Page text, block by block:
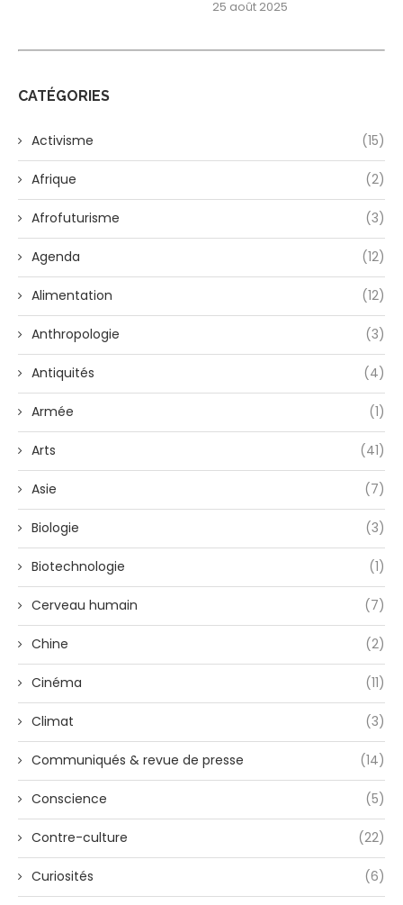
25 août 2025
CATÉGORIES
Activisme (15)
Afrique (2)
Afrofuturisme (3)
Agenda (12)
Alimentation (12)
Anthropologie (3)
Antiquités (4)
Armée (1)
Arts (41)
Asie (7)
Biologie (3)
Biotechnologie (1)
Cerveau humain (7)
Chine (2)
Cinéma (11)
Climat (3)
Communiqués & revue de presse (14)
Conscience (5)
Contre-culture (22)
Curiosités (6)